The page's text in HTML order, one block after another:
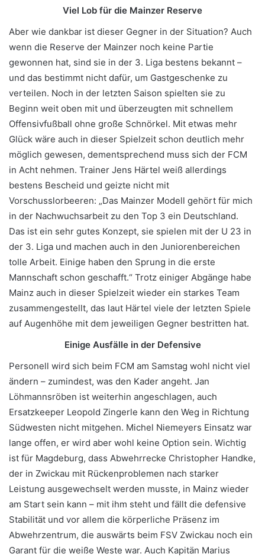
Viel Lob für die Mainzer Reserve
Aber wie dankbar ist dieser Gegner in der Situation? Auch
wenn die Reserve der Mainzer noch keine Partie
gewonnen hat, sind sie in der 3. Liga bestens bekannt –
und das bestimmt nicht dafür, um Gastgeschenke zu
verteilen. Noch in der letzten Saison spielten sie zu
Beginn weit oben mit und überzeugten mit schnellem
Offensivfußball ohne große Schnörkel. Mit etwas mehr
Glück wäre auch in dieser Spielzeit schon deutlich mehr
möglich gewesen, dementsprechend muss sich der FCM
in Acht nehmen. Trainer Jens Härtel weiß allerdings
bestens Bescheid und geizte nicht mit
Vorschusslorbeeren: „Das Mainzer Modell gehört für mich
in der Nachwuchsarbeit zu den Top 3 ein Deutschland.
Das ist ein sehr gutes Konzept, sie spielen mit der U 23 in
der 3. Liga und machen auch in den Juniorenbereichen
tolle Arbeit. Einige haben den Sprung in die erste
Mannschaft schon geschafft.“ Trotz einiger Abgänge habe
Mainz auch in dieser Spielzeit wieder ein starkes Team
zusammengestellt, das laut Härtel viele der letzten Spiele
auf Augenhöhe mit dem jeweiligen Gegner bestritten hat.
Einige Ausfälle in der Defensive
Personell wird sich beim FCM am Samstag wohl nicht viel
ändern – zumindest, was den Kader angeht. Jan
Löhmannsröben ist weiterhin angeschlagen, auch
Ersatzkeeper Leopold Zingerle kann den Weg in Richtung
Südwesten nicht mitgehen. Michel Niemeyers Einsatz war
lange offen, er wird aber wohl keine Option sein. Wichtig
ist für Magdeburg, dass Abwehrrecke Christopher Handke,
der in Zwickau mit Rückenproblemen nach starker
Leistung ausgewechselt werden musste, in Mainz wieder
am Start sein kann – mit ihm steht und fällt die defensive
Stabilität und vor allem die körperliche Präsenz im
Abwehrzentrum, die auswärts beim FSV Zwickau noch ein
Garant für die weiße Weste war. Auch Kapitän Marius